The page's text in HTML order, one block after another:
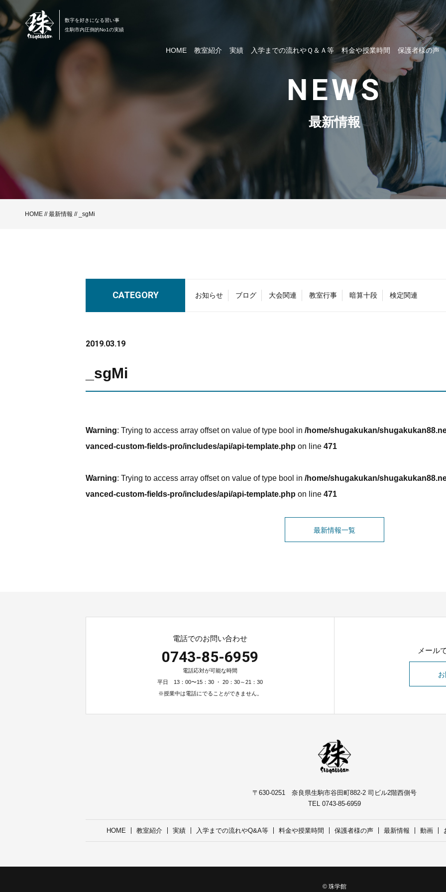
数字を好きになる習い事
生駒市内圧倒的No1の実績
HOME 教室紹介 実績 入学までの流れやＱ＆Ａ等 料金や授業時間 保護者様の声
NEWS
最新情報
HOME //最新情報 // _sgMi
CATEGORY お知らせ ブログ 大会関連 教室行事 暗算十段 検定関連
2019.03.19
_sgMi
Warning: Trying to access array offset on value of type bool in /home/shugakukan/
vanced-custom-fields-pro/includes/api/api-template.php on line 471
Warning: Trying to access array offset on value of type bool in /home/shugakukan/
vanced-custom-fields-pro/includes/api/api-template.php on line 471
最新情報一覧
電話でのお問い合わせ
0743-85-6959
電話応対が可能な時間
平日 13：00〜15：30 ・ 20：30～21：30
※授業中は電話にでることができません。
メール
〒630-0251 奈良県生駒市谷田町882-2 司ビル2階西側号
TEL 0743-85-6959
HOME 教室紹介 実績 入学までの流れやQ&A等 料金や授業時間 保護者様の声 最新情報 動画
© 珠学館